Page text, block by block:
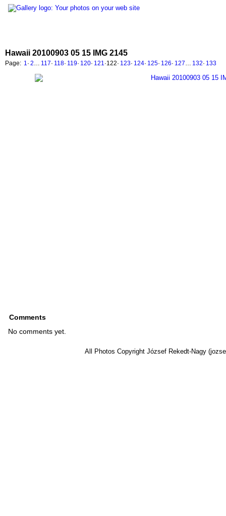
Hawaii 20100903 05 15 IMG 2145
Page: 1 · 2 117· 118· 119· 120· 121 ·122· 123· 124· 125· 126· 127 132· 133
Comments
No comments yet.
All Photos Copyright József Rekedt-Nagy